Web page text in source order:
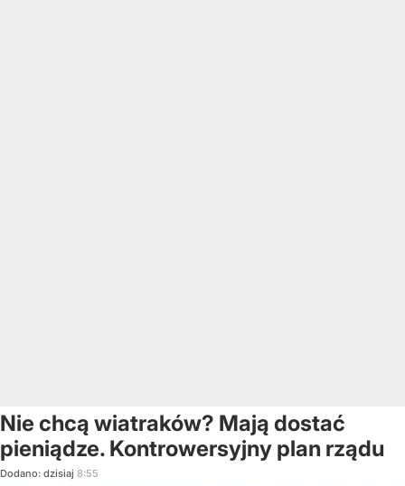
Nie chcą wiatraków? Mają dostać
pieniądze. Kontrowersyjny plan rządu
Dodano: dzisiaj 8:55